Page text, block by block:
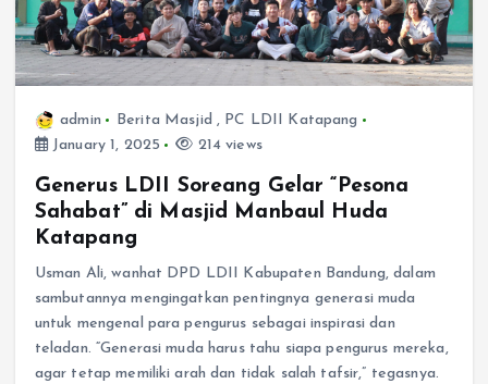
admin Berita Masjid , PC LDII Katapang
January 1, 2025
214 views
Generus LDII Soreang Gelar “Pesona
Sahabat” di Masjid Manbaul Huda
Katapang
Usman Ali, wanhat DPD LDII Kabupaten Bandung, dalam
sambutannya mengingatkan pentingnya generasi muda
untuk mengenal para pengurus sebagai inspirasi dan
teladan. “Generasi muda harus tahu siapa pengurus mereka,
agar tetap memiliki arah dan tidak salah tafsir,” tegasnya.